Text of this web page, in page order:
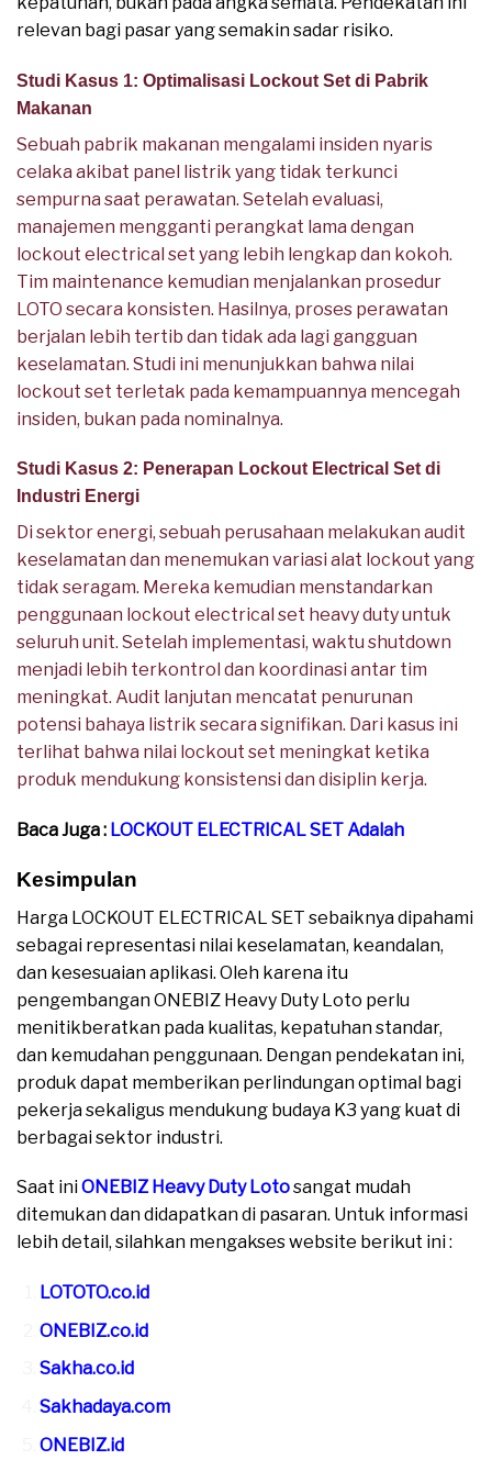
relevan bagi pasar yang semakin sadar risiko.
Studi Kasus 1: Optimalisasi Lockout Set di Pabrik
Makanan
Sebuah pabrik makanan mengalami insiden nyaris
celaka akibat panel listrik yang tidak terkunci
sempurna saat perawatan. Setelah evaluasi,
manajemen mengganti perangkat lama dengan
lockout electrical set yang lebih lengkap dan kokoh.
Tim maintenance kemudian menjalankan prosedur
LOTO secara konsisten. Hasilnya, proses perawatan
berjalan lebih tertib dan tidak ada lagi gangguan
keselamatan. Studi ini menunjukkan bahwa nilai
lockout set terletak pada kemampuannya mencegah
insiden, bukan pada nominalnya.
Studi Kasus 2: Penerapan Lockout Electrical Set di
Industri Energi
Di sektor energi, sebuah perusahaan melakukan audit
keselamatan dan menemukan variasi alat lockout yang
tidak seragam. Mereka kemudian menstandarkan
penggunaan lockout electrical set heavy duty untuk
seluruh unit. Setelah implementasi, waktu shutdown
menjadi lebih terkontrol dan koordinasi antar tim
meningkat. Audit lanjutan mencatat penurunan
potensi bahaya listrik secara signifikan. Dari kasus ini
terlihat bahwa nilai lockout set meningkat ketika
produk mendukung konsistensi dan disiplin kerja.
Baca Juga : LOCKOUT ELECTRICAL SET Adalah
Kesimpulan
Harga LOCKOUT ELECTRICAL SET sebaiknya dipahami
sebagai representasi nilai keselamatan, keandalan,
dan kesesuaian aplikasi. Oleh karena itu
pengembangan ONEBIZ Heavy Duty Loto perlu
menitikberatkan pada kualitas, kepatuhan standar,
dan kemudahan penggunaan. Dengan pendekatan ini,
produk dapat memberikan perlindungan optimal bagi
pekerja sekaligus mendukung budaya K3 yang kuat di
berbagai sektor industri.
Saat iniONEBIZ Heavy Duty Lotosangat mudah
ditemukan dan didapatkan di pasaran. Untuk informasi
lebih detail, silahkan mengakses website berikut ini :
LOTOTO.co.id
ONEBIZ.co.id
Sakha.co.id
Sakhadaya.com
ONEBIZ.id